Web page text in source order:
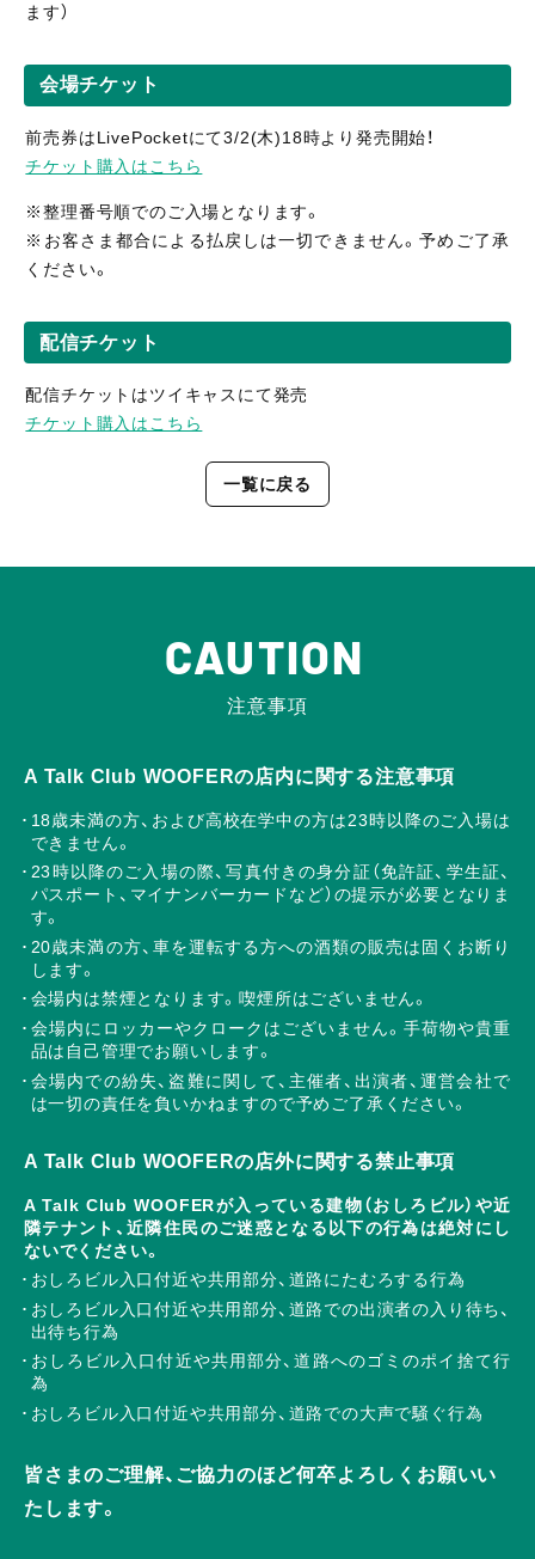
ます）
会場チケット
前売券はLivePocketにて3/2(木)18時より発売開始！
チケット購入はこちら
※整理番号順でのご入場となります。
※お客さま都合による払戻しは一切できません。予めご了承
ください。
配信チケット
配信チケットはツイキャスにて発売
チケット購入はこちら
一覧に戻る
CAUTION
注意事項
A Talk Club WOOFERの店内に関する注意事項
18歳未満の方、および高校在学中の方は23時以降のご入場は
できません。
23時以降のご入場の際、写真付きの身分証（免許証、学生証、
パスポート、マイナンバーカードなど）の提示が必要となりま
す。
20歳未満の方、車を運転する方への酒類の販売は固くお断り
します。
会場内は禁煙となります。喫煙所はございません。
会場内にロッカーやクロークはございません。手荷物や貴重
品は自己管理でお願いします。
会場内での紛失、盗難に関して、主催者、出演者、運営会社で
は一切の責任を負いかねますので予めご了承ください。
A Talk Club WOOFERの店外に関する禁止事項
A Talk Club WOOFERが入っている建物（おしろビル）や近
隣テナント、近隣住民のご迷惑となる以下の行為は絶対にし
ないでください。
おしろビル入口付近や共用部分、道路にたむろする行為
おしろビル入口付近や共用部分、道路での出演者の入り待ち、
出待ち行為
おしろビル入口付近や共用部分、道路へのゴミのポイ捨て行
為
おしろビル入口付近や共用部分、道路での大声で騒ぐ行為
皆さまのご理解、ご協力のほど何卒よろしくお願いい
たします。